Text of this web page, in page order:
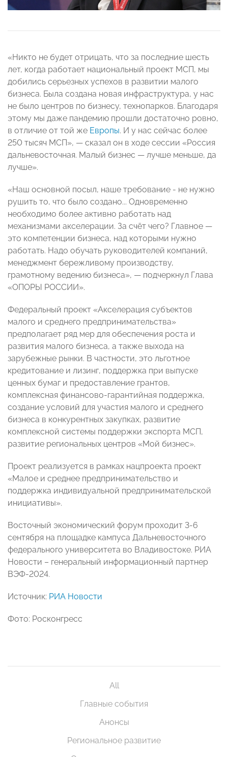
«Никто не будет отрицать, что за последние шесть
лет, когда работает национальный проект МСП, мы
добились серьезных успехов в развитии малого
бизнеса. Была создана новая инфраструктура, у нас
не было центров по бизнесу, технопарков. Благодаря
этому мы даже пандемию прошли достаточно ровно,
в отличие от той же Европы. И у нас сейчас более
250 тысяч МСП», — сказал он в ходе сессии «Россия
дальневосточная. Малый бизнес — лучше меньше, да
лучше».
«Наш основной посыл, наше требование - не нужно
рушить то, что было создано... Одновременно
необходимо более активно работать над
механизмами акселерации. За счёт чего? Главное —
это компетенции бизнеса, над которыми нужно
работать. Надо обучать руководителей компаний,
менеджмент бережливому производству,
грамотному ведению бизнеса», — подчеркнул Глава
«ОПОРЫ РОССИИ».
Федеральный проект «Акселерация субъектов
малого и среднего предпринимательства»
предполагает ряд мер для обеспечения роста и
развития малого бизнеса, а также выхода на
зарубежные рынки. В частности, это льготное
кредитование и лизинг, поддержка при выпуске
ценных бумаг и предоставление грантов,
комплексная финансово-гарантийная поддержка,
создание условий для участия малого и среднего
бизнеса в конкурентных закупках, развитие
комплексной системы поддержки экспорта МСП,
развитие региональных центров «Мой бизнес».
Проект реализуется в рамках нацпроекта проект
«Малое и среднее предпринимательство и
поддержка индивидуальной предпринимательской
инициативы».
Восточный экономический форум проходит 3-6
сентября на площадке кампуса Дальневосточного
федерального университета во Владивостоке. РИА
Новости – генеральный информационный партнер
ВЭФ-2024.
Источник: РИА Новости
Фото: Росконгресс
All
Главные события
Анонсы
Региональное развитие